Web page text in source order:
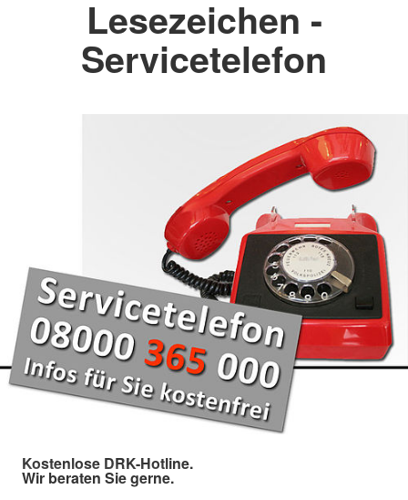
Lesezeichen -
Servicetelefon
Kostenlose DRK-Hotline.
Wir beraten Sie gerne.